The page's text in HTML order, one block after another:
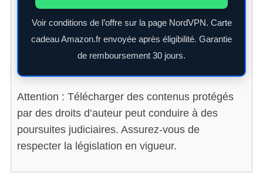
Voir conditions de l’offre sur la page NordVPN. Carte
cadeau Amazon.fr envoyée après éligibilité. Garantie
de remboursement 30 jours.
Attention : Télécharger des contenus protégés
par des droits d’auteur peut conduire à des
poursuites judiciaires. Assurez-vous de
respecter la législation en vigueur.